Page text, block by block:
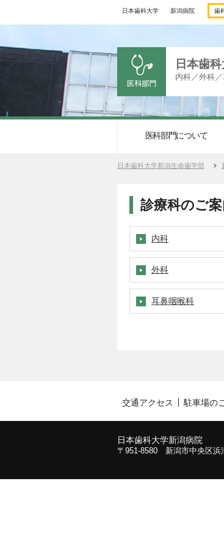
日本歯科大学 新潟病院 歯
日本歯
内科／外科
医科部門について
日本歯科大学新潟生命歯学部
診療科のご
内科
外科
耳鼻咽喉科
交通アクセス 駐車場の
日本歯科大学新潟病院
〒951-8580 新潟市中央区浜